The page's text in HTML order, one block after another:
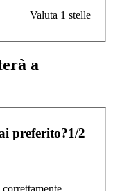
Valuta 1 stelle
a
preferito?1/2